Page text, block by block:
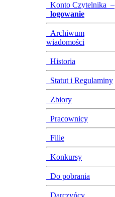
Konto Czytelnika –
logowanie
Archiwum
wiadomości
Historia
Statut i Regulaminy
Zbiory
Pracownicy
Filie
Konkursy
Do pobrania
Darczyńcy